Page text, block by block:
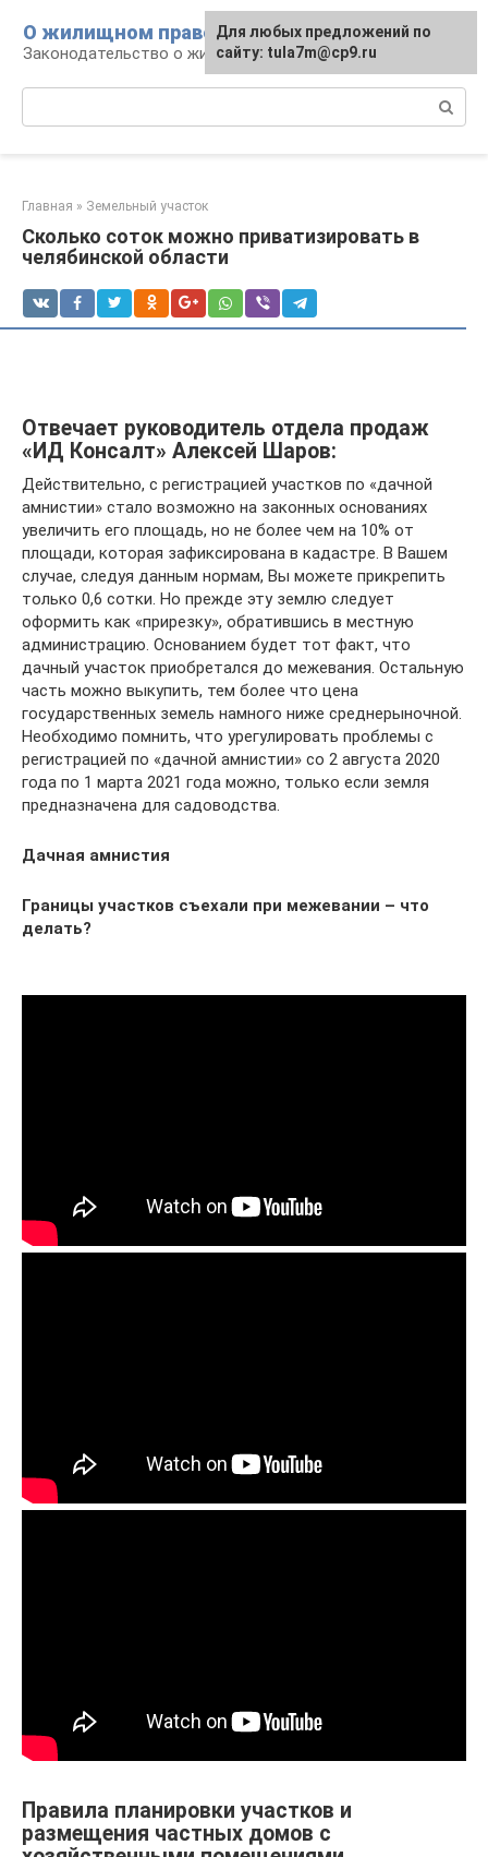
контенту
О жилищном праве
Законодательство о жилье и земле
Главная » Земельный участок
Сколько соток можно приватизировать в
челябинской области
Отвечает руководитель отдела продаж
«ИД Консалт» Алексей Шаров:
Действительно, с регистрацией участков по «дачной
амнистии» стало возможно на законных основаниях
увеличить его площадь, но не более чем на 10% от
площади, которая зафиксирована в кадастре. В Вашем
случае, следуя данным нормам, Вы можете прикрепить
только 0,6 сотки. Но прежде эту землю следует
оформить как «прирезку», обратившись в местную
администрацию. Основанием будет тот факт, что
дачный участок приобретался до межевания. Остальную
часть можно выкупить, тем более что цена
государственных земель намного ниже среднерыночной.
Необходимо помнить, что урегулировать проблемы с
регистрацией по «дачной амнистии» со 2 августа 2020
года по 1 марта 2021 года можно, только если земля
предназначена для садоводства.
Дачная амнистия
Границы участков съехали при межевании – что
делать?
Правила планировки участков и
размещения частных домов с
Для любых предложений по
сайту: tula7m@cp9.ru